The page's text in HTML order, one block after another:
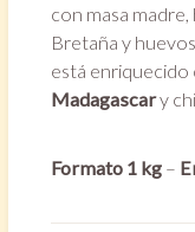
con masa
Bretaña y
está enriquecido
Madagascary
Formato 1 kg–